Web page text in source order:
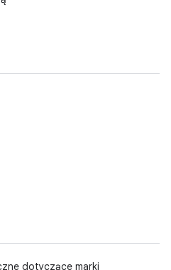
dotyczące marki